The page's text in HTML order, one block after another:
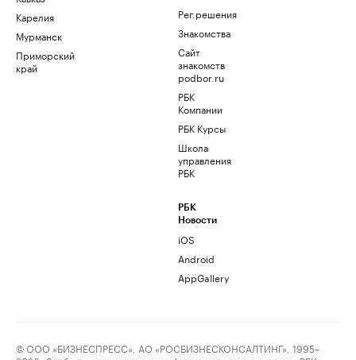
Карелия
Мурманск
Приморский
край
Рег.решения
Знакомства
Сайт
знакомств
podbor.ru
РБК
Компании
РБК Курсы
Школа
управления
РБК
РБК
Новости
iOS
Android
AppGallery
© ООО «БИЗНЕСПРЕСС», АО «РОСБИЗНЕСКОНСАЛТИНГ», 1995–